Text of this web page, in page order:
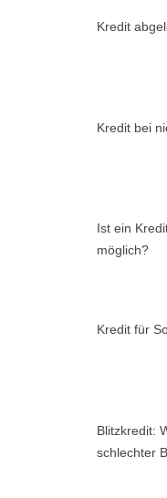
Kredit
Kredit bei
Ist ein
möglich?
Kredit für
Blitzkredit:
schlechter